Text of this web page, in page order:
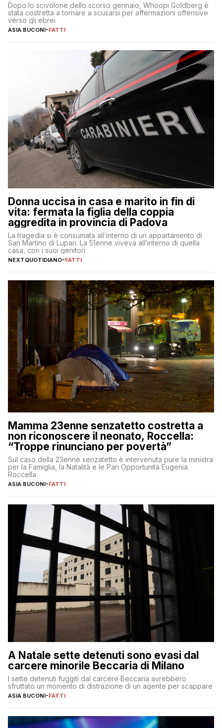
Dopo lo scivolone dello scorso gennaio, Whoopi Goldberg è
stata costretta a tornare a scusarsi per affermazioni offensive
verso gli ebrei
ASIA BUCONI-FATTI
Donna uccisa in casa e marito in fin di
vita: fermata la figlia della coppia
aggredita in provincia di Padova
La tragedia si è consumata all’interno di un appartamento di
San Martino di Lupari. La 51enne viveva all’interno di quella
casa, con i suoi genitori
NEXTQUOTIDIANO-FATTI
Mamma 23enne senzatetto costretta a
non riconoscere il neonato, Roccella:
“Troppe rinunciano per povertà”
Sul caso della 23enne senzatetto è intervenuta pure la ministra
per la Famiglia, la Natalità e le Pari Opportunità Eugenia
Roccella
ASIA BUCONI-FATTI
A Natale sette detenuti sono evasi dal
carcere minorile Beccaria di Milano
I sette detenuti fuggiti dal carcere Beccaria avrebbero
sfruttato un momento di distrazione di un agente per scappare
ASIA BUCONI-FATTI